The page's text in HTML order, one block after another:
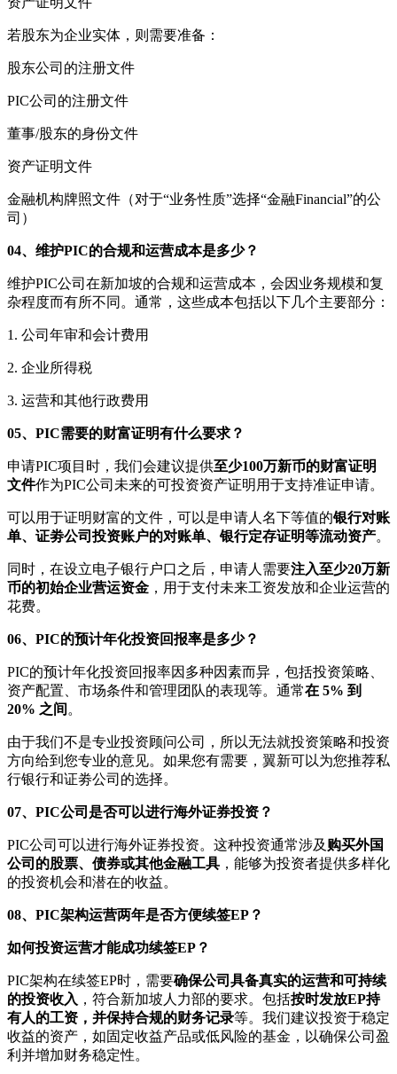
若股东为企业实体，则需要准备：
股东公司的注册文件
PIC公司的注册文件
董事/股东的身份文件
资产证明文件
金融机构牌照文件（对于“业务性质”选择“金融Financial”的公
司）
04、 维护PIC的合规和运营成本是多少？
维护PIC公司在新加坡的合规和运营成本，会因业务规模和复
杂程度而有所不同。通常，这些成本包括以下几个主要部分：
1. 公司年审和会计费用
2. 企业所得税
3. 运营和其他行政费用
05、 PIC需要的财富证明有什么要求 ？
申请PIC项目时，我们会建议提供至少100万新币的财富证明
文件作为PIC公司未来的可投资资产证明用于支持准证申请。
可以用于证明财富的文件，可以是申请人名下等值的银行对账
单、证劵公司投资账户的对账单、银行定存证明等流动资产。
同时，在设立电子银行户口之后，申请人需要注入至少20万新
币的初始企业营运资金 ，用于支付未来工资发放和企业运营的
花费。
06、 PIC的预计年化投资回报率是多少？
PIC的预计年化投资回报率因多种因素而异，包括投资策略、
资产配置、市场条件和管理团队的表现等。通常在 5% 到
20% 之间 。
由于我们不是专业投资顾问公司，所以无法就投资策略和投资
方向给到您专业的意见。如果您有需要，翼新可以为您推荐私
行银行和证劵公司的选择。
07、 PIC公司是否可以进行海外证券投资 ？
PIC公司可以进行海外证券投资。这种投资通常涉及 购买外国
公司的股票、债券或其他金融工具 ，能够为投资者提供多样化
的投资机会和潜在的收益。
08、 PIC架构运营两年是否方便续签EP？
如何投资运营才能成功续签EP ？
PIC架构在续签EP时，需要确保公司具备真实的运营和可持续
的投资收入 ，符合新加坡人力部的要求。包括按时发放EP持
有人的工资，并保持合规的财务记录等。我们建议投资于稳定
收益的资产，如固定收益产品或低风险的基金，以确保公司盈
利并增加财务稳定性。